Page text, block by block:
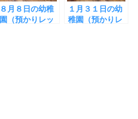
８月８日の幼稚
園（預かりレッ
１月３１日の幼
稚園（預かりレ